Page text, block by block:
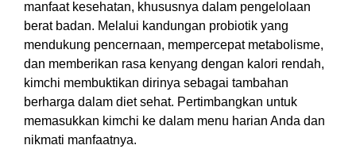
manfaat kesehatan, khususnya dalam pengelolaan
berat badan. Melalui kandungan probiotik yang
mendukung pencernaan, mempercepat metabolisme,
dan memberikan rasa kenyang dengan kalori rendah,
kimchi membuktikan dirinya sebagai tambahan
berharga dalam diet sehat. Pertimbangkan untuk
memasukkan kimchi ke dalam menu harian Anda dan
nikmati manfaatnya.